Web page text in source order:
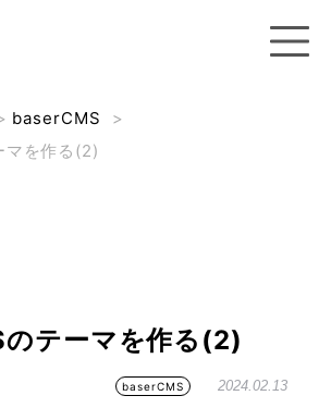
baserCMS
>
を作る(2)
テーマを作る(2)
baserCMS 2024.02.13